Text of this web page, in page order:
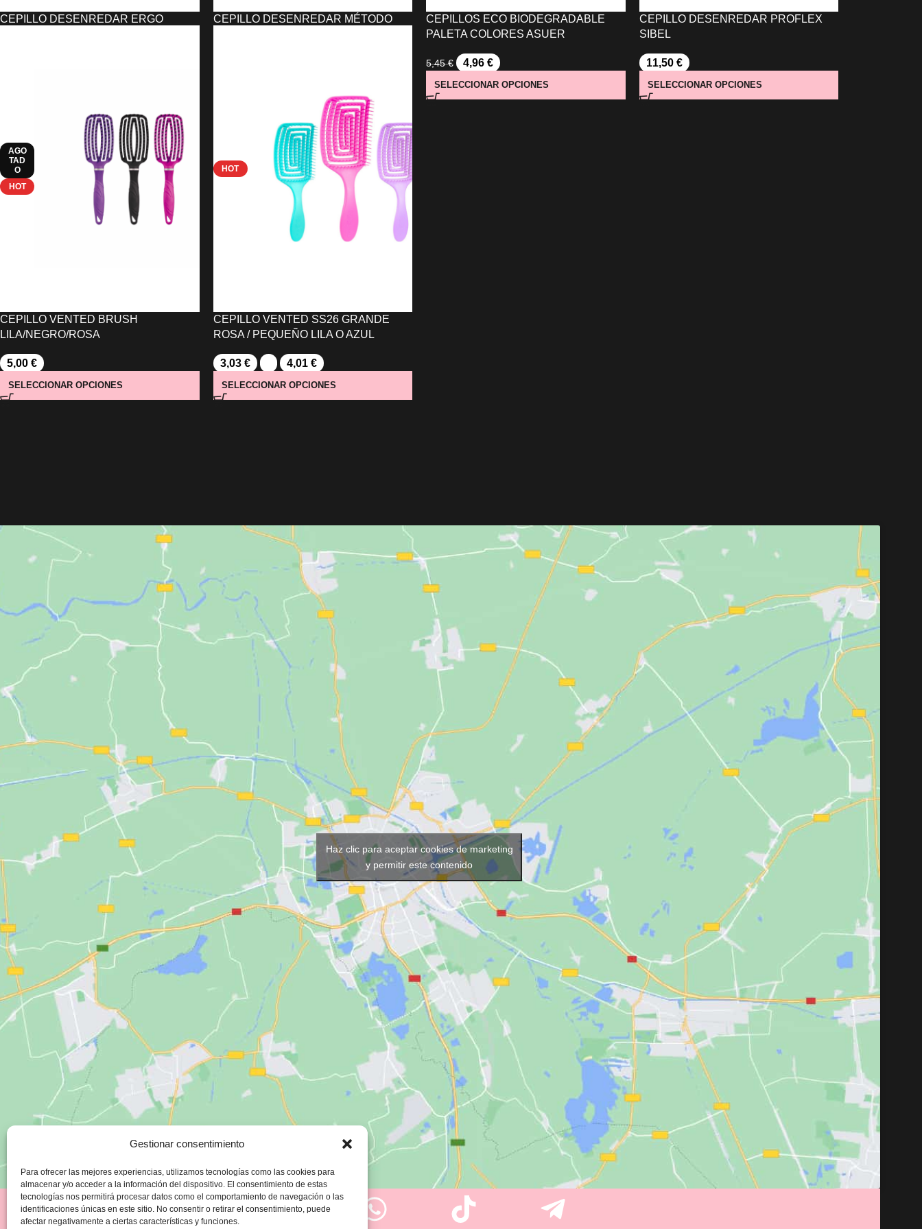
Gestionar consentimiento
Para ofrecer las mejores experiencias, utilizamos tecnologías como las cookies para
almacenar y/o acceder a la información del dispositivo. El consentimiento de estas
tecnologías nos permitirá procesar datos como el comportamiento de navegación o las
identificaciones únicas en este sitio. No consentir o retirar el consentimiento, puede
afectar negativamente a ciertas características y funciones.
CEPILLO DESENREDAR ERGO
CEPILLO DESENREDAR MÉTODO
CEPILLOS ECO BIODEGRADABLE
PALETA COLORES ASUER
5,45€ 4,96 €
SELECCIONAR OPCIONES
CEPILLO DESENREDAR PROFLEX
SIBEL
11,50 €
SELECCIONAR OPCIONES
AGO
TAD
O
HOT
CEPILLO VENTED BRUSH
LILA/NEGRO/ROSA
5,00 €
SELECCIONAR OPCIONES
HOT
CEPILLO VENTED SS26 GRANDE
ROSA / PEQUEÑO LILA O AZUL
3,03 € 4,01 €
SELECCIONAR OPCIONES
Haz clic para aceptar cookies de marketing
y permitir este contenido